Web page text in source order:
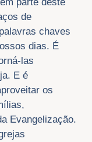
de
chaves
dias. É
las
E é
os
Evangelização.